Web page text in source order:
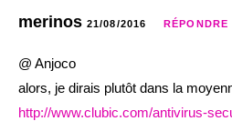
merinos 21/08/2016 RÉPONDRE
@ Anjoco
alors, je dirais plutôt dans la
http://www.clubic.com/antivirus-